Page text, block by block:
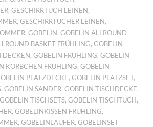
,GESCHIRRTUCH LEINEN ,
,GESCHIRRTÜCHER LEINEN ,
,GOBELIN ,GOBELIN ALLROUND
BASKET FRÜHLING,GOBELIN
DECKEN ,GOBELIN FRÜHLING,GOBELIN
KÖRBCHEN FRÜHLING,GOBELIN
PLATZDECKE,GOBELIN PLATZSET,
,GOBELIN SANDER,GOBELIN TISCHDECKE,
GOBELIN TISCHSETS,GOBELIN TISCHTUCH ,
,GOBELINKISSEN FRÜHLING,
,GOBELINLÄUFER,GOBELINSET